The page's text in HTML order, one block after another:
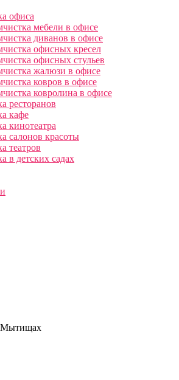
офиса
мебели в офисе
диванов в офисе
офисных кресел
офисных стульев
жалюзи в офисе
ковров в офисе
ковролина в офисе
ресторанов
кафе
кинотеатра
салонов красоты
театров
в детских садах
Мытищах